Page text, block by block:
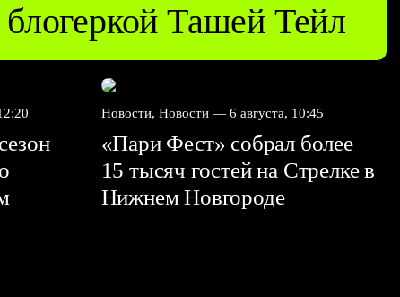
блогеркой Ташей Тейл
Новости, Новости — 6 августа, 10:45
«Пари Фест» собрал более
15 тысяч гостей на Стрелке в
Нижнем Новгороде